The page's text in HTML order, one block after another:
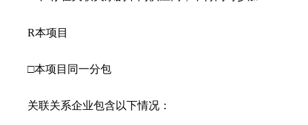
R本项目
□本项目同一分包
关联关系企业包含以下情况：